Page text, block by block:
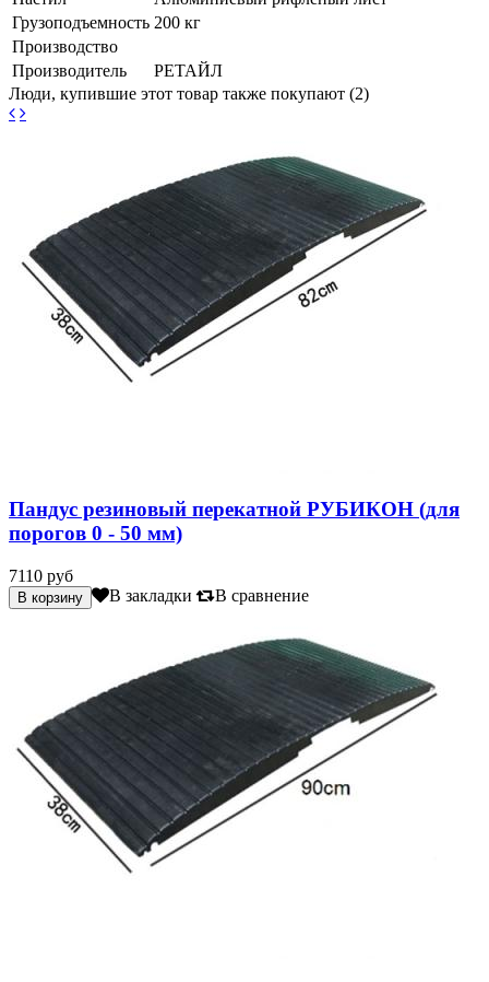
Грузоподъемность 200 кг
Производство
Производитель
РЕТАЙЛ
Люди, купившие этот товар также покупают (2)
Пандус резиновый перекатной РУБИКОН (для
порогов 0 - 50 мм)
7110 руб
В закладки В сравнение